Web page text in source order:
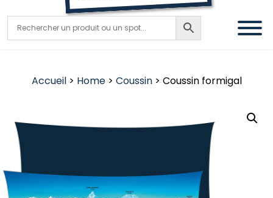
Accueil> Home> Coussin> Coussin formigal